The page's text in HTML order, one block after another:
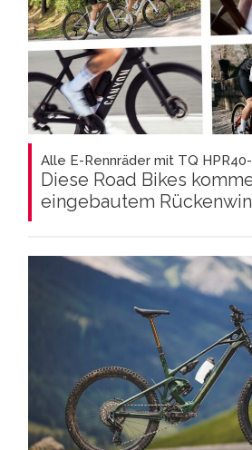
Alle E-Rennräder mit TQ
Diese Road Bikes
eingebautem